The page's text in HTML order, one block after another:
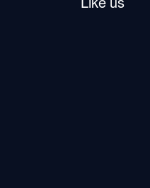
Like us